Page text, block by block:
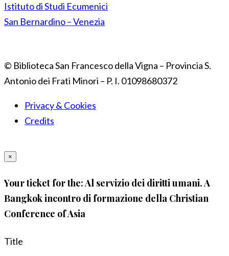
Istituto di Studi Ecumenici
San Bernardino – Venezia
© Biblioteca San Francesco della Vigna – Provincia S.
Antonio dei Frati Minori – P. I. 01098680372
Privacy & Cookies
Credits
×
Your ticket for the: Al servizio dei diritti umani. A
Bangkok incontro di formazione della Christian
Conference of Asia
Title